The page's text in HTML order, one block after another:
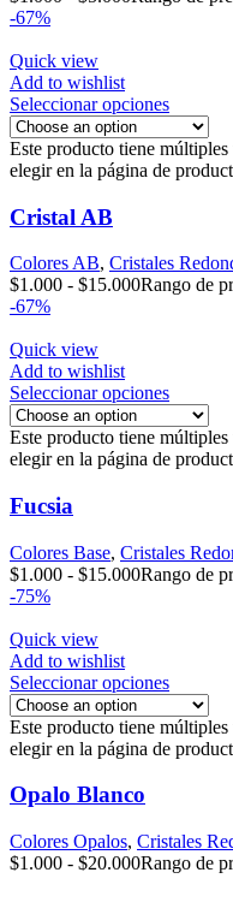
-67%
Quick view
Add to wishlist
Seleccionar opciones
Este producto tiene
elegir en la página de
Cristal AB
Colores AB, Cristales
$1.000 - $15.000Rango de
-67%
Quick view
Add to wishlist
Seleccionar opciones
Este producto tiene
elegir en la página de
Fucsia
Colores Base, Cristales
$1.000 - $15.000Rango de
-75%
Quick view
Add to wishlist
Seleccionar opciones
Este producto tiene
elegir en la página de
Opalo Blanco
Colores Opalos, Cristales
$1.000 - $20.000Rango de